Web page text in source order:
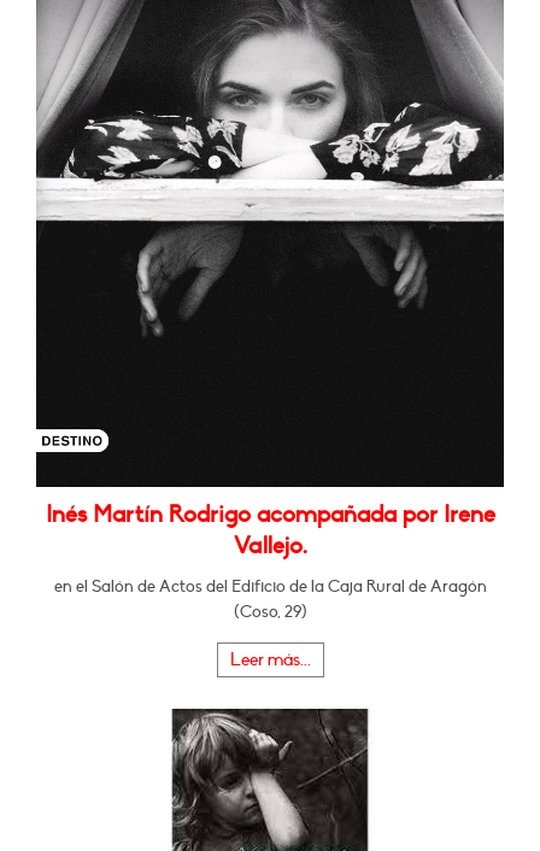
Inés Martín Rodrigo acompañada por Irene
Vallejo.
en el Salón de Actos del Edificio de la Caja Rural de Aragón
(Coso, 29)
Leer más...